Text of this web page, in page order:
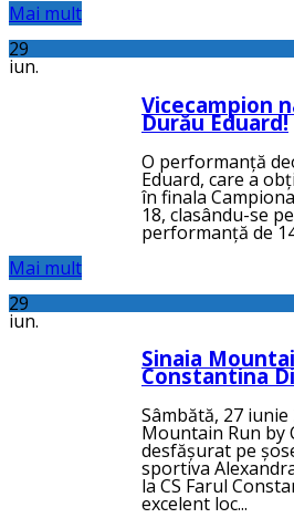
Mai mult
29
iun.
Vicecampion
Durău Eduard!
O performanță
Eduard, care a
în finala
18, clasându-se
performanță de
Mai mult
29
iun.
Sinaia
Constantina
Sâmbătă, 27 iunie
Mountain Run by
desfășurat pe
sportiva
la CS Farul
excelent loc...